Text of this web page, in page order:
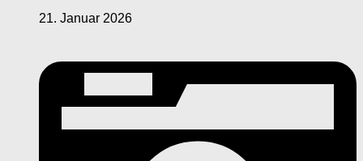
21. Januar 2026